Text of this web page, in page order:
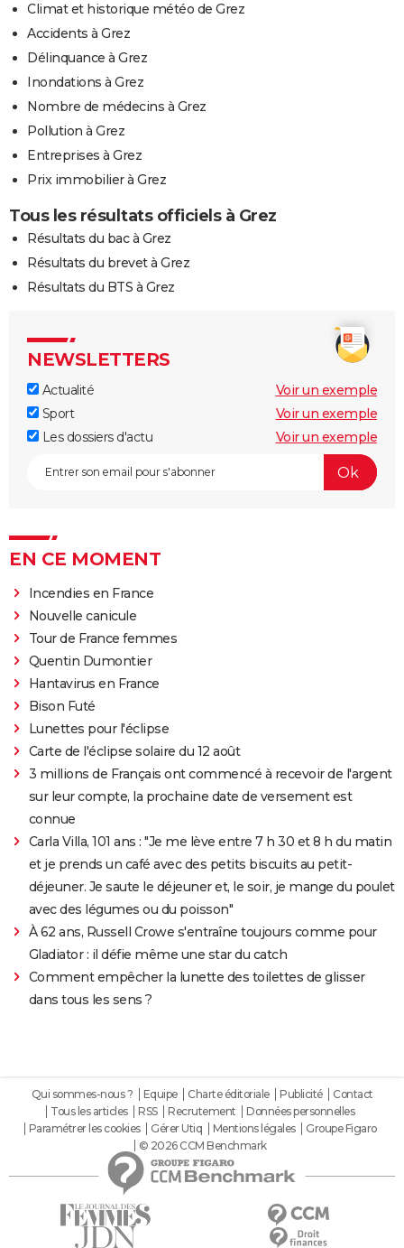
Climat et historique météo de Grez
Accidents à Grez
Délinquance à Grez
Inondations à Grez
Nombre de médecins à Grez
Pollution à Grez
Entreprises à Grez
Prix immobilier à Grez
Tous les résultats officiels à Grez
Résultats du bac à Grez
Résultats du brevet à Grez
Résultats du BTS à Grez
NEWSLETTERS
Actualité
Voir un exemple
Sport
Voir un exemple
Les dossiers d'actu
Voir un exemple
EN CE MOMENT
Incendies en France
Nouvelle canicule
Tour de France femmes
Quentin Dumontier
Hantavirus en France
Bison Futé
Lunettes pour l'éclipse
Carte de l'éclipse solaire du 12 août
3 millions de Français ont commencé à recevoir de l'argent
sur leur compte, la prochaine date de versement est
connue
Carla Villa, 101 ans : "Je me lève entre 7 h 30 et 8 h du matin
et je prends un café avec des petits biscuits au petit-
déjeuner. Je saute le déjeuner et, le soir, je mange du poulet
avec des légumes ou du poisson"
À 62 ans, Russell Crowe s'entraîne toujours comme pour
Gladiator : il défie même une star du catch
Comment empêcher la lunette des toilettes de glisser
dans tous les sens ?
Qui sommes-nous ? Equipe Charte éditoriale Publicité
Contact
Tous les articles
RSS Recrutement
Données personnelles
Paramétrer les cookies
Gérer Utiq Mentions légales
Groupe Figaro
© 2026 CCM Benchmark